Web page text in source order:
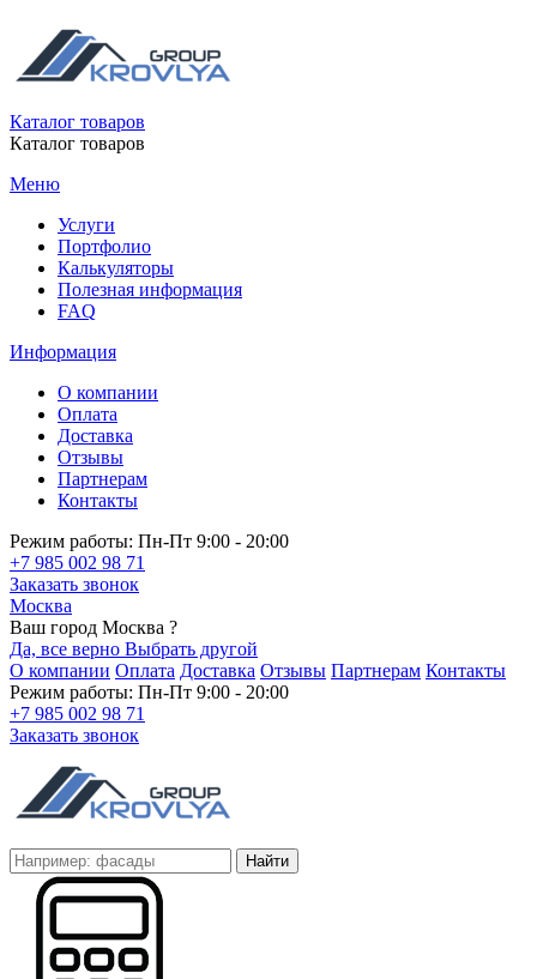
Каталог товаров
Каталог товаров
Меню
Услуги
Портфолио
Калькуляторы
Полезная информация
FAQ
Информация
О компании
Оплата
Доставка
Отзывы
Партнерам
Контакты
Режим работы: Пн-Пт 9:00 - 20:00
+7 985 002 98 71
Заказать звонок
Москва
Ваш город Москва ?
Да, все верно Выбрать другой
О компании Оплата Доставка Отзывы Партнерам Контакты
Режим работы: Пн-Пт 9:00 - 20:00
+7 985 002 98 71
Заказать звонок
Найти